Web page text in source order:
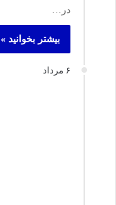
در…
بیشتر بخوانید »
۶ مرداد